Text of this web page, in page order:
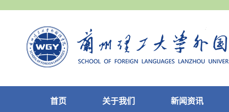
首页 关于我们 新闻资讯